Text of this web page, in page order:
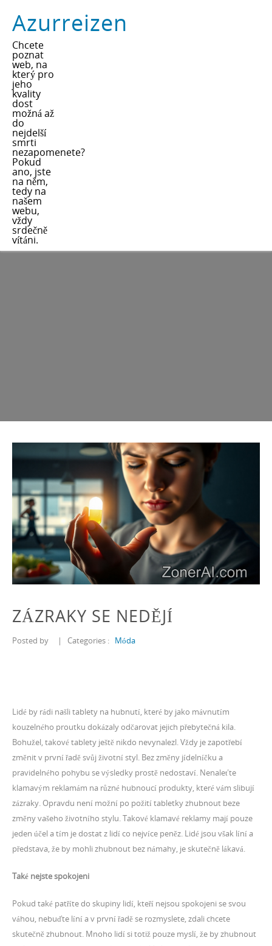
Azurreizen
Chcete
poznat
web, na
který pro
jeho
kvality
dost
možná až
do
nejdelší
smrti
nezapomenete?
Pokud
ano, jste
na něm,
tedy na
našem
webu,
vždy
srdečně
vítáni.
ZÁZRAKY SE NEDĚJÍ
Posted by | Categories : Móda
Lidé by rádi našli tablety na hubnutí, které by jako mávnutím
kouzelného proutku dokázaly odčarovat jejich přebytečná kila.
Bohužel, takové tablety ještě nikdo nevynalezl. Vždy je zapotřebí
změnit v první řadě svůj životní styl. Bez změny jídelníčku a
pravidelného pohybu se výsledky prostě nedostaví. Nenaleťte
klamavým reklamám na různé hubnoucí produkty, které vám slibují
zázraky. Opravdu není možní po požití tabletky zhubnout beze
změny vašeho životního stylu. Takové klamavé reklamy mají pouze
jeden účel a tím je dostat z lidí co nejvíce peněz. Lidé jsou však líní a
představa, že by mohli zhubnout bez námahy, je skutečně lákavá.
Také nejste spokojeni
Pokud také patříte do skupiny lidí, kteří nejsou spokojeni se svou
váhou, nebuďte líní a v první řadě se rozmyslete, zdali chcete
skutečně zhubnout. Mnoho lidí si totiž pouze myslí, že by zhubnout